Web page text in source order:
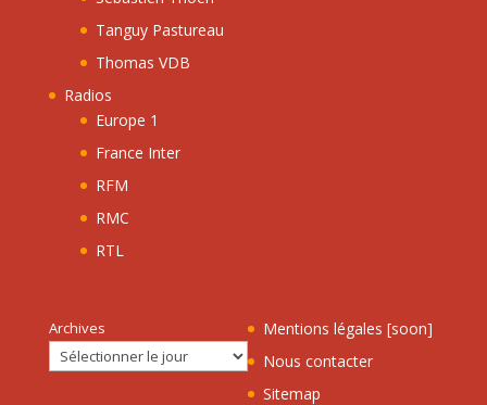
Tanguy Pastureau
Thomas VDB
Radios
Europe 1
France Inter
RFM
RMC
RTL
Archives
Mentions légales [soon]
Nous contacter
Sitemap